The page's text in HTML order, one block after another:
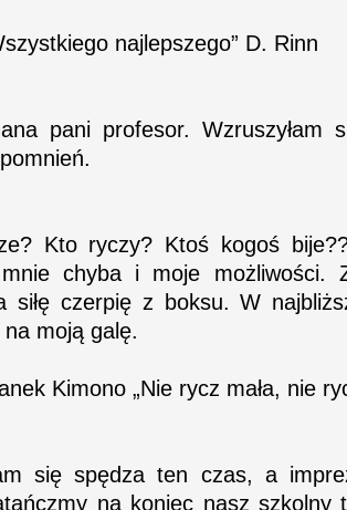
najlepszego” D. Rinn
pani profesor.
Kto ryczy? Ktoś kogoś
mnie chyba i moje możliwości.
siłę czerpię z boksu. W
moją galę.
Kimono „Nie rycz mała, nie
się spędza ten czas, a
na koniec nasz